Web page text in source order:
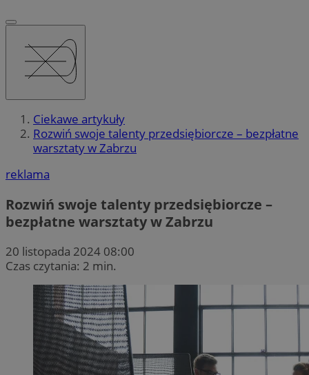
Ciekawe artykuły
Rozwiń swoje talenty przedsiębiorcze – bezpłatne
warsztaty w Zabrzu
reklama
Rozwiń swoje talenty przedsiębiorcze –
bezpłatne warsztaty w Zabrzu
20 listopada 2024 08:00
Czas czytania: 2 min.